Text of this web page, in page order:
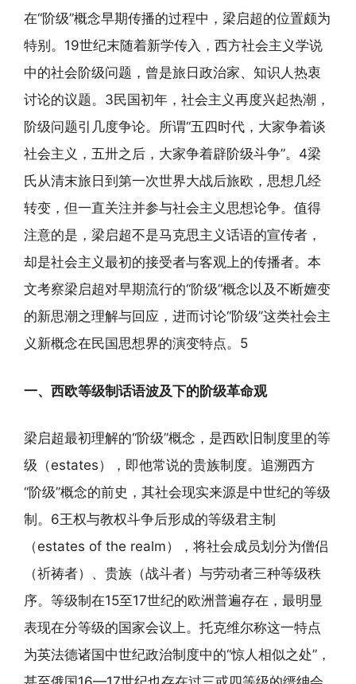
在“阶级”概念早期传播的过程中，梁启超的位置颇为
特别。19世纪末随着新学传入，西方社会主义学说
中的社会阶级问题，曾是旅日政治家、知识人热衷
讨论的议题。3民国初年，社会主义再度兴起热潮，
阶级问题引几度争论。所谓“五四时代，大家争着谈
社会主义，五卅之后，大家争着辟阶级斗争”。4梁
氏从清末旅日到第一次世界大战后旅欧，思想几经
转变，但一直关注并参与社会主义思想论争。值得
注意的是，梁启超不是马克思主义话语的宣传者，
却是社会主义最初的接受者与客观上的传播者。本
文考察梁启超对早期流行的“阶级”概念以及不断嬗变
的新思潮之理解与回应，进而讨论“阶级”这类社会主
义新概念在民国思想界的演变特点。5
一、西欧等级制话语波及下的阶级革命观
梁启超最初理解的“阶级”概念，是西欧旧制度里的等
级（estates），即他常说的贵族制度。追溯西方
“阶级”概念的前史，其社会现实来源是中世纪的等级
制。6王权与教权斗争后形成的等级君主制
（estates of the realm），将社会成员划分为僧侣
（祈祷者）、贵族（战斗者）与劳动者三种等级秩
序。等级制在15至17世纪的欧洲普遍存在，最明显
表现在分等级的国家会议上。托克维尔称这一特点
为英法德诸国中世纪政治制度中的“惊人相似之处”，